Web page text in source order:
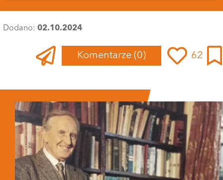
Dodano: 02.10.2024
Komentarze (0) 62